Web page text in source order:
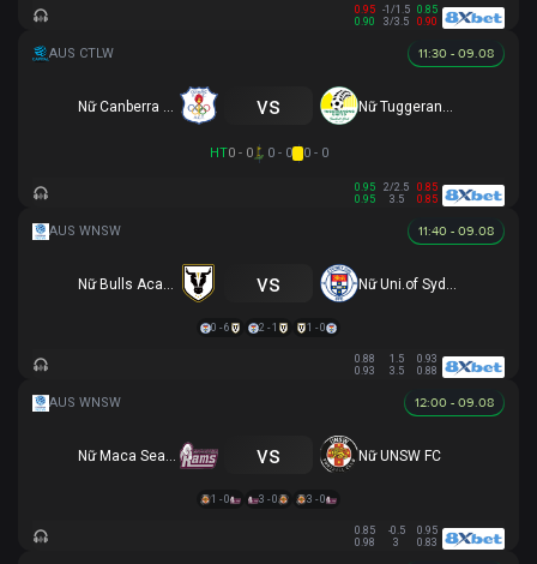
0.95 -1/1.5 0.85
0.90
3/3.5 0.90
11:30 - 09.08
vs
HT0 - 0 0 - 0 0 - 0
0.95 2/2.5
0.85
0.95
3.5 0.85
11:40 - 09.08
vs
0 - 6 2 - 1 1 - 0
0.88 1.5
0.93
0.93
3.5 0.88
12:00 - 09.08
vs Nữ UNSW FC
1 - 0 3 - 0 3 - 0
0.85 -0.5
0.95
0.98
3 0.83